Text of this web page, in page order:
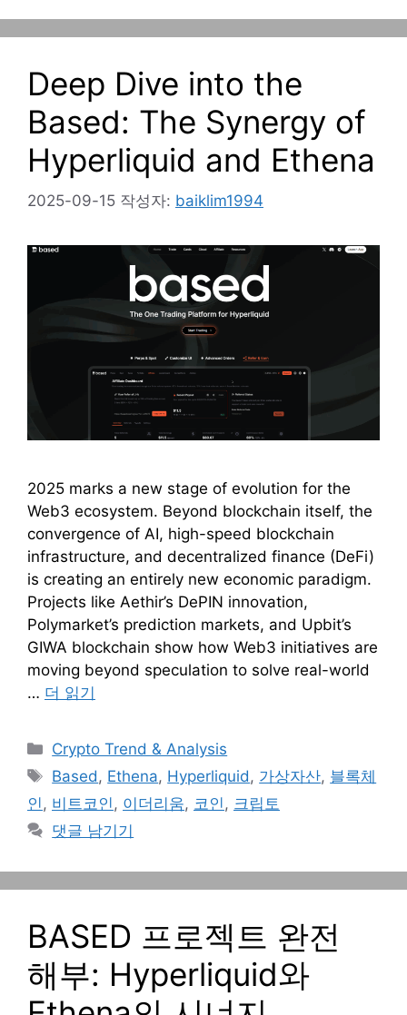
Deep Dive into the
Based: The Synergy of
Hyperliquid and Ethena
2025-09-15 작성자: baiklim1994
2025 marks a new stage of evolution for the
Web3 ecosystem. Beyond blockchain itself, the
convergence of AI, high-speed blockchain
infrastructure, and decentralized finance (DeFi)
is creating an entirely new economic paradigm.
Projects like Aethir’s DePIN innovation,
Polymarket’s prediction markets, and Upbit’s
GIWA blockchain show how Web3 initiatives are
moving beyond speculation to solve real-world
… 더 읽기
카
테
리
Crypto Trend & Analysis
태
그
Based , Ethena, Hyperliquid , 가상자산, 블록체
인 , 비트코인 , 이더리움, 코인 , 크립토
댓글 남기기
BASED 프로젝트 완전
해부: Hyperliquid와